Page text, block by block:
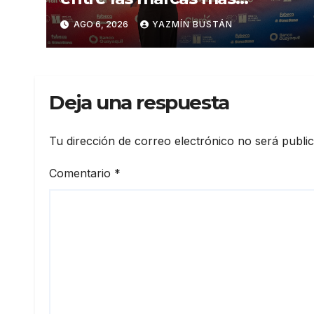
influyentes del Ecuador
AGO 6, 2026 YAZMÍN BUSTÁN
Deja una respuesta
Tu dirección de correo electrónico no será
Comentario *